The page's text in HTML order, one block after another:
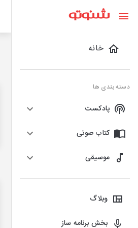
خانه
دسته بندی ها
پادکست
کتاب صوتی
موسیقی
وبلاگ
بخش برنامه ساز